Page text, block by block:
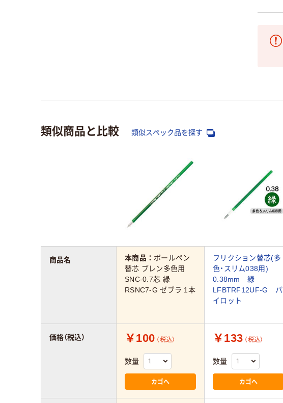
類似商品と比較 類似スペック品を探す
本商品： ボールペン
替芯 ブレン多色用
SNC-0.7芯 緑
RSNC7-G ゼブラ 1本
フリクション替芯(多
色・スリム038用)
0.38mm 緑
LFBTRF12UF-G パ
イロット
￥100 （税込）
数量
カゴへ
￥133 （税込）
数量
カゴへ
商品名
価格（税込）